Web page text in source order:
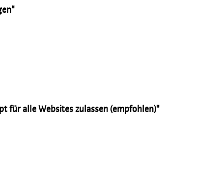
für alle Websites zulassen (empfohlen)"